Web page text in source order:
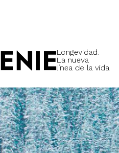
Longevidad.
La nueva
línea de la vida.